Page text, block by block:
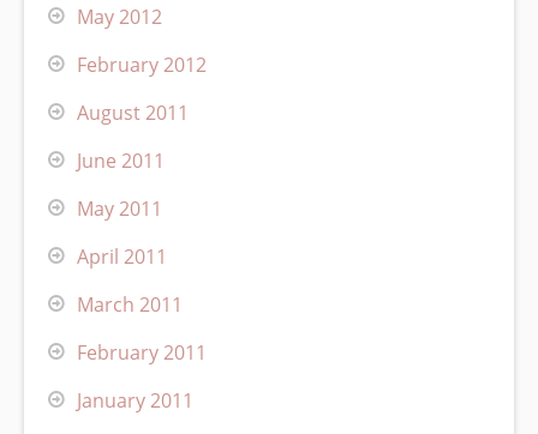
May 2012
February 2012
August 2011
June 2011
May 2011
April 2011
March 2011
February 2011
January 2011